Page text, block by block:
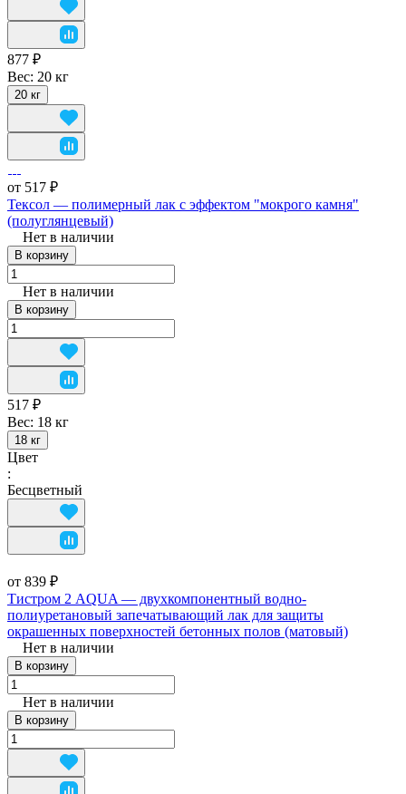
877 ₽
Вес: 20 кг
20 кг
от 517 ₽
Тексол — полимерный лак с эффектом "мокрого камня"
(полуглянцевый)
Нет в наличии
В корзину
Нет в наличии
В корзину
517 ₽
Вес: 18 кг
18 кг
Цвет
:
Бесцветный
от 839 ₽
Тистром 2 AQUA — двухкомпонентный водно-
полиуретановый запечатывающий лак для защиты
окрашенных поверхностей бетонных полов (матовый)
Нет в наличии
В корзину
Нет в наличии
В корзину